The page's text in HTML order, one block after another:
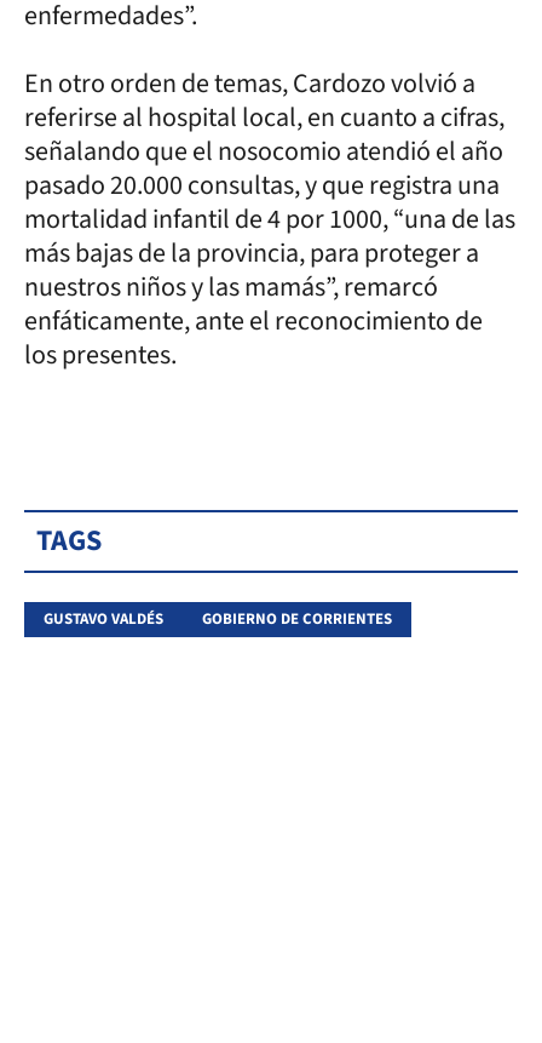
enfermedades”.
En otro orden de temas, Cardozo volvió a
referirse al hospital local, en cuanto a cifras,
señalando que el nosocomio atendió el año
pasado 20.000 consultas, y que registra una
mortalidad infantil de 4 por 1000, “una de las
más bajas de la provincia, para proteger a
nuestros niños y las mamás”, remarcó
enfáticamente, ante el reconocimiento de
los presentes.
TAGS
GUSTAVO VALDÉS GOBIERNO DE CORRIENTES